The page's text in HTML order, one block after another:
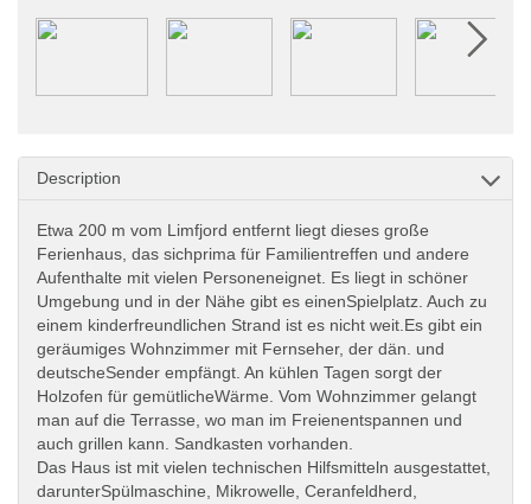
Description
Etwa 200 m vom Limfjord entfernt liegt dieses große
Ferienhaus, das sichprima für Familientreffen und andere
Aufenthalte mit vielen Personeneignet. Es liegt in schöner
Umgebung und in der Nähe gibt es einenSpielplatz. Auch zu
einem kinderfreundlichen Strand ist es nicht weit.Es gibt ein
geräumiges Wohnzimmer mit Fernseher, der dän. und
deutscheSender empfängt. An kühlen Tagen sorgt der
Holzofen für gemütlicheWärme. Vom Wohnzimmer gelangt
man auf die Terrasse, wo man im Freienentspannen und
auch grillen kann. Sandkasten vorhanden.
Das Haus ist mit vielen technischen Hilfsmitteln ausgestattet,
darunterSpülmaschine, Mikrowelle, Ceranfeldherd,